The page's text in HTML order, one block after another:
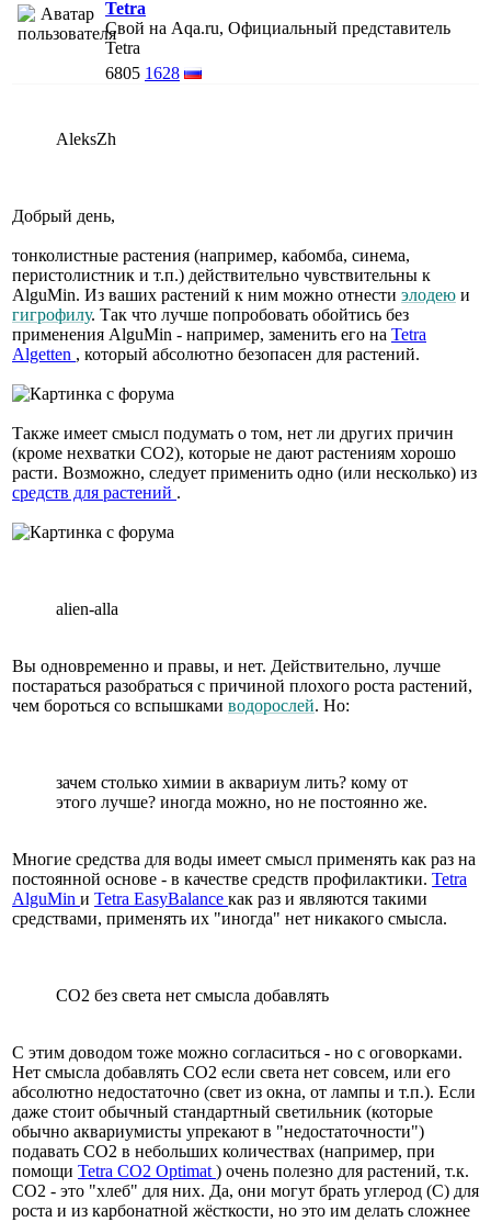
Tetra
Свой на Aqa.ru, Официальный представитель
Tetra
6805 1628
AleksZh
Добрый день,
тонколистные растения (например, кабомба, синема,
перистолистник и т.п.) действительно чувствительны к
AlguMin. Из ваших растений к ним можно отнести элодею и
гигрофилу. Так что лучше попробовать обойтись без
применения AlguMin - например, заменить его на Tetra
Algetten , который абсолютно безопасен для растений.
Также имеет смысл подумать о том, нет ли других причин
(кроме нехватки СО2), которые не дают растениям хорошо
расти. Возможно, следует применить одно (или несколько) из
средств для растений .
alien-alla
Вы одновременно и правы, и нет. Действительно, лучше
постараться разобраться с причиной плохого роста растений,
чем бороться со вспышками водорослей. Но:
зачем столько химии в аквариум лить? кому от
этого лучше? иногда можно, но не постоянно же.
Многие средства для воды имеет смысл применять как раз на
постоянной основе - в качестве средств профилактики. Tetra
AlguMin и Tetra EasyBalance как раз и являются такими
средствами, применять их "иногда" нет никакого смысла.
СО2 без света нет смысла добавлять
С этим доводом тоже можно согласиться - но с оговорками.
Нет смысла добавлять СО2 если света нет совсем, или его
абсолютно недостаточно (свет из окна, от лампы и т.п.). Если
даже стоит обычный стандартный светильник (которые
обычно аквариумисты упрекают в "недостаточности")
подавать СО2 в небольших количествах (например, при
помощи Tetra CO2 Optimat ) очень полезно для растений, т.к.
СО2 - это "хлеб" для них. Да, они могут брать углерод (С) для
роста и из карбонатной жёсткости, но это им делать сложнее